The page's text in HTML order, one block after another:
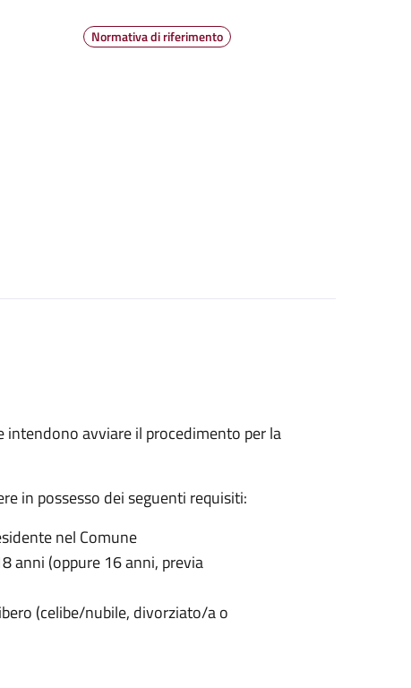
Normativa di riferimento
avviare il procedimento per la
in possesso dei seguenti requisiti:
nel Comune
anni (oppure 16 anni, previa
(celibe/nubile, divorziato/a o